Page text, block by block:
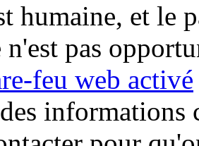
humaine, et le
n'est pas
feu web activé
informations